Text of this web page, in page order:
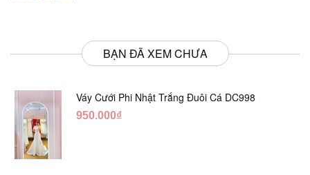
BẠN ĐÃ XEM CHƯA
Váy Cưới Phi Nhật Trắng Đuôi Cá DC998
950.000₫